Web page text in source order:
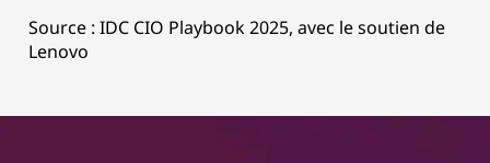
Source : IDC CIO Playbook 2025, avec le soutien de
Lenovo